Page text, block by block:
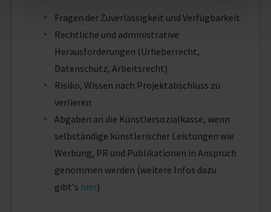
Fragen der Zuverlässigkeit und Verfügbarkeit
Rechtliche und administrative
Herausforderungen (Urheberrecht,
Datenschutz, Arbeitsrecht)
Risiko, Wissen nach Projektabschluss zu
verlieren
Abgaben an die Künstlersozialkasse, wenn
selbständige künstlerischer Leistungen wie
Werbung, PR und Publikationen in Anspruch
genommen werden (weitere Infos dazu
gibt’s hier).